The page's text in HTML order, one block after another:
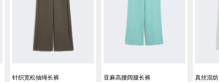
针织宽松抽绳长裤 亚麻高腰阔腿长裤 真丝混